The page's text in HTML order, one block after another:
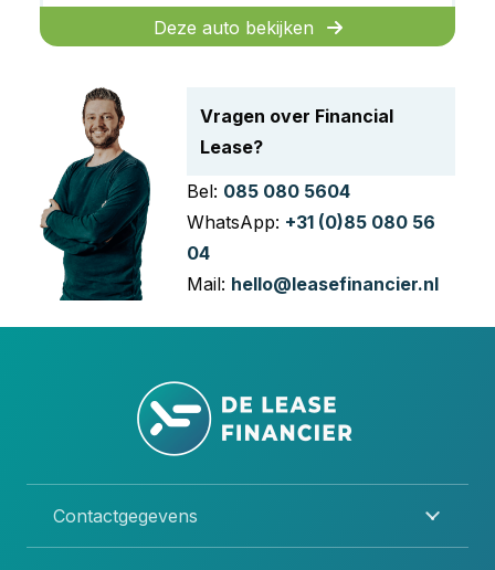
Deze auto bekijken
Vragen over Financial
Lease?
Bel: 085 080 5604
WhatsApp: +31 (0)85 080 56
04
Mail: hello@leasefinancier.nl
Contactgegevens